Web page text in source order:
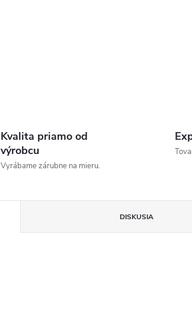
Kvalita priamo od
výrobcu
Vyrábame zárubne na mieru.
DISKUSIA